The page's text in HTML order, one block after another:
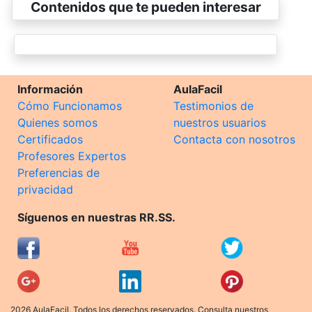
Contenidos que te pueden interesar
Información
Cómo Funcionamos
Quienes somos
Certificados
Profesores Expertos
Preferencias de
privacidad
AulaFacil
Testimonios de
nuestros usuarios
Contacta con nosotros
Síguenos en nuestras RR.SS.
2026 AulaFacil. Todos los derechos reservados. Consulta nuestros